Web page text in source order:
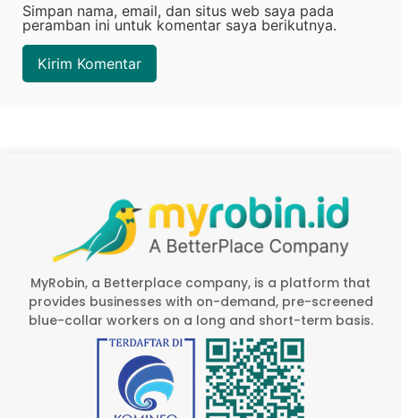
Simpan nama, email, dan situs web saya pada
peramban ini untuk komentar saya berikutnya.
MyRobin, a Betterplace company, is a platform that
provides businesses with on-demand, pre-screened
blue-collar workers on a long and short-term basis.